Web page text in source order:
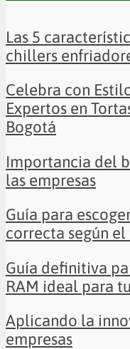
Las 5
chillers
Celebra con
Expertos en
Bogotá
Importancia del
las empresas
Guía para
correcta según
Guía definitiva
RAM ideal para
Aplicando la
empresas